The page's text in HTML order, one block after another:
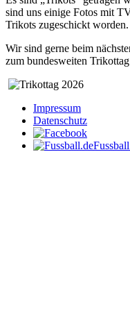
sind uns einige Fotos mit
Trikots zugeschickt worden.
Wir sind gerne beim
zum bundesweiten
Impressum
Datenschutz